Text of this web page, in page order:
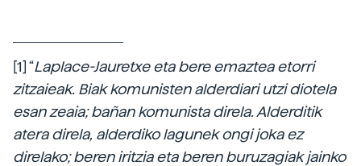
[1] “Laplace-Jauretxe eta bere emaztea etorri
zitzaieak. Biak komunisten alderdiari utzi diotela
esan zeaia; bañan komunista direla. Alderditik
atera direla, alderdiko lagunek ongi joka ez
direlako; beren iritzia eta beren buruzagiak jainko